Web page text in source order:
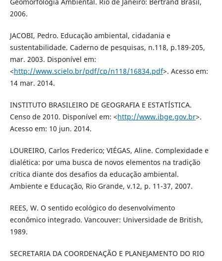
Geomorfologia Ambiental. Rio de Janeiro: Bertrand Brasil,
2006.
JACOBI, Pedro. Educação ambiental, cidadania e
sustentabilidade. Caderno de pesquisas, n.118, p.189-205,
mar. 2003. Disponível em:
<http://www.scielo.br/pdf/cp/n118/16834.pdf>. Acesso em:
14 mar. 2014.
INSTITUTO BRASILEIRO DE GEOGRAFIA E ESTATÍSTICA.
Censo de 2010. Disponível em: <http://www.ibge.gov.br>.
Acesso em: 10 jun. 2014.
LOUREIRO, Carlos Frederico; VIÉGAS, Aline. Complexidade e
dialética: por uma busca de novos elementos na tradição
crítica diante dos desafios da educação ambiental.
Ambiente e Educação, Rio Grande, v.12, p. 11-37, 2007.
REES, W. O sentido ecológico do desenvolvimento
econômico integrado. Vancouver: Universidade de British,
1989.
SECRETARIA DA COORDENAÇÃO E PLANEJAMENTO DO RIO